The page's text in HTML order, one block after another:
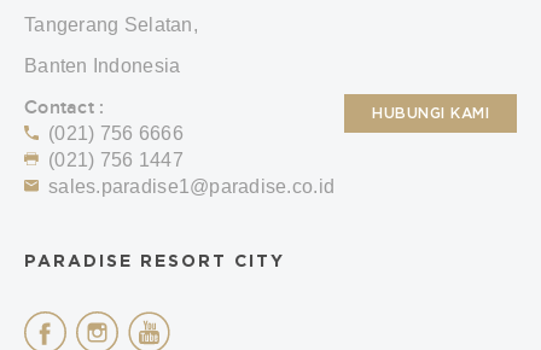
Tangerang Selatan,
Banten Indonesia
Contact :
(021) 756 6666
(021) 756 1447
sales.paradise1@paradise.co.id
HUBUNGI KAMI
PARADISE RESORT CITY